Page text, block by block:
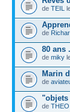
de TEIL
de
80 ans
de miky
Marin
de
"objets
de THEO